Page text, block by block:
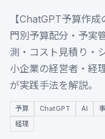
【ChatGPT予算作
門別予算配分・予実
測・コスト見積り・
小企業の経営者・経
が実践手法を解説。
予算 ChatGPT AI
経理